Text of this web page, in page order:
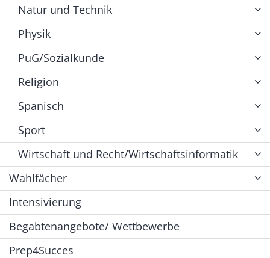
Natur und Technik
Physik
PuG/Sozialkunde
Religion
Spanisch
Sport
Wirtschaft und Recht/Wirtschaftsinformatik
Wahlfächer
Intensivierung
Begabtenangebote/ Wettbewerbe
Prep4Succes